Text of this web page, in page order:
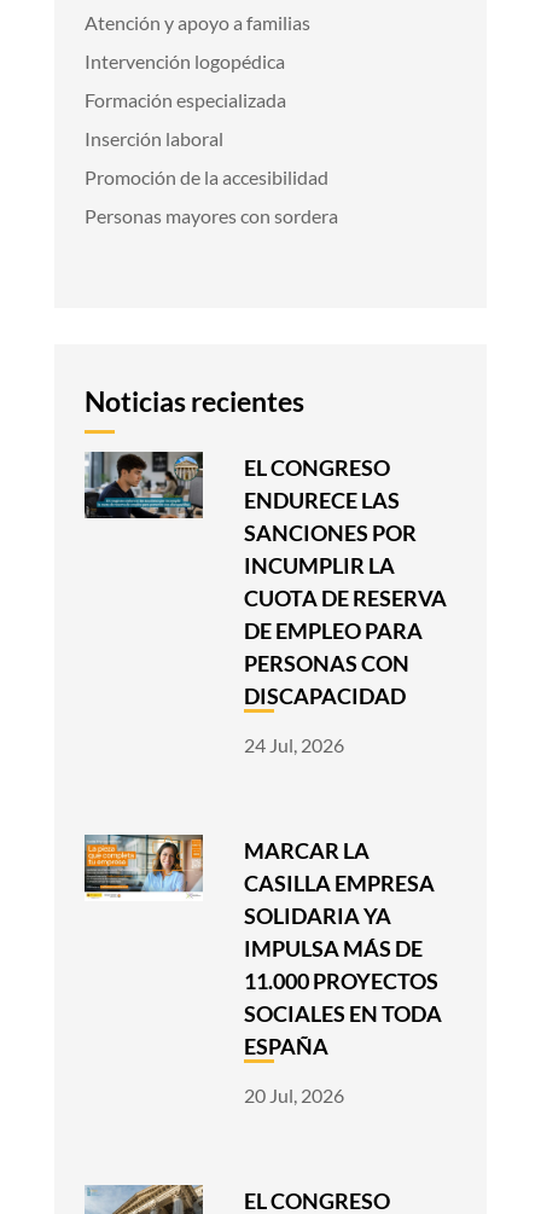
Atención y apoyo a familias
Intervención logopédica
Formación especializada
Inserción laboral
Promoción de la accesibilidad
Personas mayores con sordera
EL CONGRESO
ENDURECE LAS
SANCIONES POR
INCUMPLIR LA
CUOTA DE RESERVA
DE EMPLEO PARA
PERSONAS CON
DISCAPACIDAD
24 Jul, 2026
MARCAR LA
CASILLA EMPRESA
SOLIDARIA YA
IMPULSA MÁS DE
11.000 PROYECTOS
SOCIALES EN TODA
ESPAÑA
20 Jul, 2026
EL CONGRESO
Noticias recientes